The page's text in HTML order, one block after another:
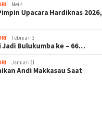
Mei 4
Upacara Hardiknas 2026,
Februari 3
Jadi Bulukumba ke – 66…
Januari 31
Andi Makkasau Saat